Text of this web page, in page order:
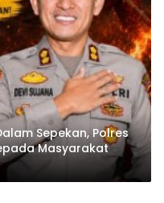
Sepekan, Polres
Masyarakat